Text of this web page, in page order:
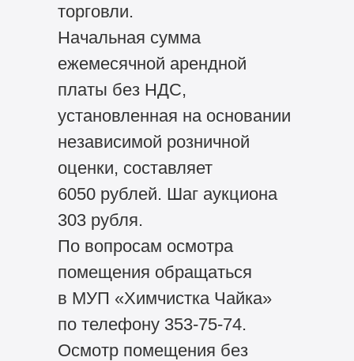
торговли.
Начальная сумма
ежемесячной арендной
платы без НДС,
установленная на основании
независимой розничной
оценки, составляет
6050 рублей. Шаг аукциона
303 рубля.
По вопросам осмотра
помещения обращаться
в МУП «Химчистка Чайка»
по телефону 353-75-74.
Осмотр помещения без